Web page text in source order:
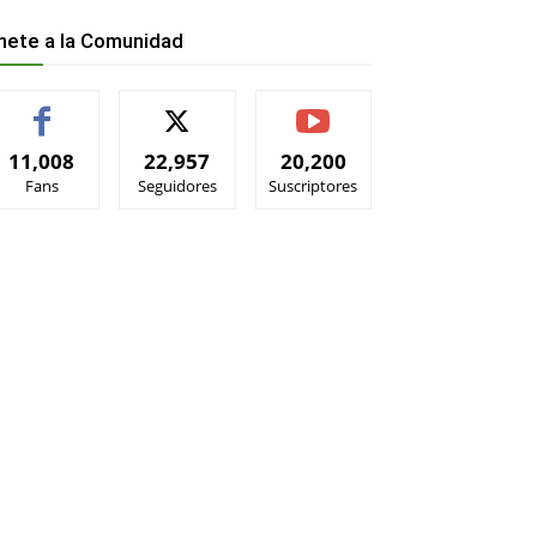
a la Comunidad
11,008
Fans
22,957
Seguidores
20,200
Suscriptores